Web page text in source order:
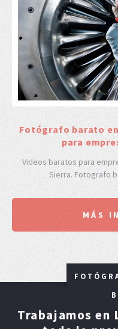
Fotógrafo barato en
para
Videos baratos para
Sierra. Fotografo
MÁS
Trabajamos en